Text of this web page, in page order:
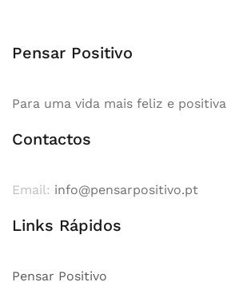
Pensar Positivo
Para uma vida mais feliz e positiva
Contactos
Email: info@pensarpositivo.pt
Links Rápidos
Pensar Positivo